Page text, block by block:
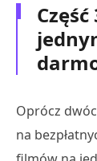
Oprócz
na